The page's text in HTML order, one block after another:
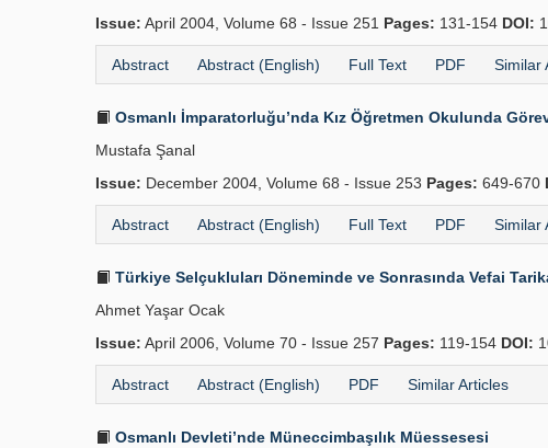
Issue: April 2004, Volume 68 - Issue 251 Pages: 131-154 DOI:
Abstract Abstract (English) Full Text PDF Similar
Osmanlı İmparatorluğu’nda Kız Öğretmen Okulunda
Mustafa Şanal
Issue: December 2004, Volume 68 - Issue 253 Pages: 649-670
Abstract Abstract (English) Full Text PDF Similar
Türkiye Selçukluları Döneminde ve Sonrasında Vefai
Ahmet Yaşar Ocak
Issue: April 2006, Volume 70 - Issue 257 Pages: 119-154 DOI:
Abstract Abstract (English) PDF Similar Articles
Osmanlı Devleti’nde Müneccimbaşılık Müessesesi